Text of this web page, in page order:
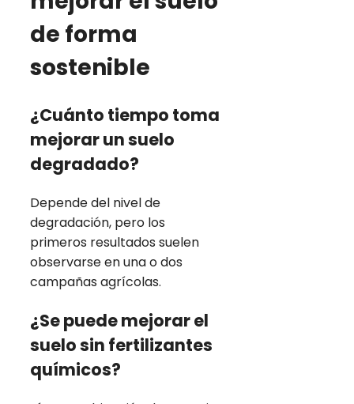
de forma
sostenible
¿Cuánto tiempo toma
mejorar un suelo
degradado?
Depende del nivel de
degradación, pero los
primeros resultados suelen
observarse en una o dos
campañas agrícolas.
¿Se puede mejorar el
suelo sin fertilizantes
químicos?